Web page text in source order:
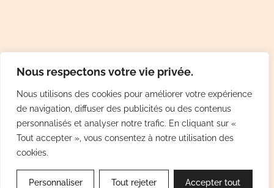
Nous respectons votre vie privée.
Nous utilisons des cookies pour améliorer votre expérience
de navigation, diffuser des publicités ou des contenus
personnalisés et analyser notre trafic. En cliquant sur «
Tout accepter », vous consentez à notre utilisation des
cookies.
Personnaliser Tout rejeter Accepter tout